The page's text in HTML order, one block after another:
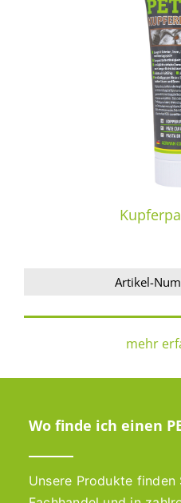
Artikel-
mehr
Wo finde ich einen
Unsere Produkte finden